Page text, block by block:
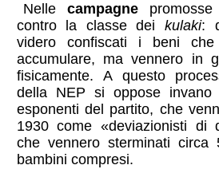
Nelle campagnepromosse
contro la classe dei kulaki:
videro confiscati i beni
accumulare, ma vennero in
fisicamente. A questo
della NEP si oppose invano
esponenti del partito, che
1930 come
deviazionisti di
che vennero sterminati circa
bambini compresi.